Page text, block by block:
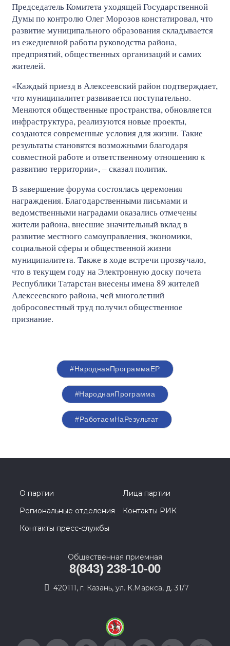
Председатель Комитета уходящей Государственной
Думы по контролю Олег Морозов констатировал, что
развитие муниципального образования складывается
из ежедневной работы руководства района,
предприятий, общественных организаций и самих
жителей.
«Каждый приезд в Алексеевский район подтверждает,
что муниципалитет развивается поступательно.
Меняются общественные пространства, обновляется
инфраструктура, реализуются новые проекты,
создаются современные условия для жизни. Такие
результаты становятся возможными благодаря
совместной работе и ответственному отношению к
развитию территории», – сказал политик.
В завершение форума состоялась церемония
награждения. Благодарственными письмами и
ведомственными наградами оказались отмечены
жители района, внесшие значительный вклад в
развитие местного самоуправления, экономики,
социальной сферы и общественной жизни
муниципалитета. Также в ходе встречи прозвучало,
что в текущем году на Электронную доску почета
Республики Татарстан внесены имена 89 жителей
Алексеевского района, чей многолетний
добросовестный труд получил общественное
признание.
#НароднаяПрограммаЕР
#НароднаяПрограмма
#РаботаемНаРезультат
О партии
Лица партии
Региональные отделения
Контакты РИК
Контакты пресс-службы
Общественная приемная
8(843) 238-10-00
420111, г. Казань, ул. К.Маркса, д. 31/7